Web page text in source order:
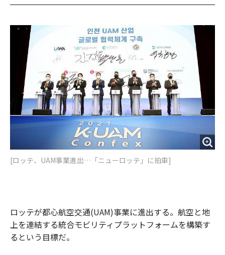
c
b
i
t
o
o
o
i
[ロッテ、UAM事業進出…「ニューロッテ」に拍車]
ロッテが都心航空交通(UAM)事業に進出する。航空と地
上を連結する統合モビリティプラットフォームを構築す
るという目標だ。